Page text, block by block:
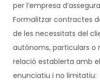
per l’empresa
Formalitzar contractes
de les necessitats del
autònoms, particulars o
relació establerta amb
enunciatiu i no limitatiu: